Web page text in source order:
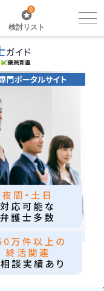
0
検討リスト